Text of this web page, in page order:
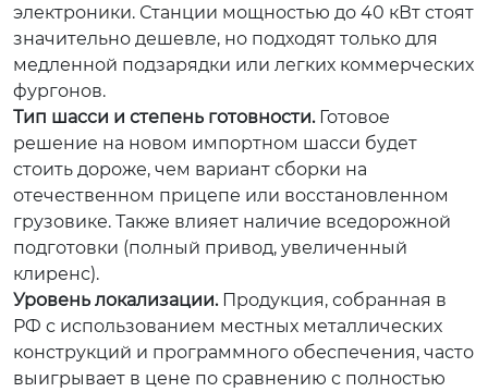
электроники. Станции мощностью до 40 кВт стоят
значительно дешевле, но подходят только для
медленной подзарядки или легких коммерческих
фургонов.
Тип шасси и степень готовности.Готовое
решение на новом импортном шасси будет
стоить дороже, чем вариант сборки на
отечественном прицепе или восстановленном
грузовике. Также влияет наличие вседорожной
подготовки (полный привод, увеличенный
клиренс).
Уровень локализации.Продукция, собранная в
РФ с использованием местных металлических
конструкций и программного обеспечения, часто
выигрывает в цене по сравнению с полностью